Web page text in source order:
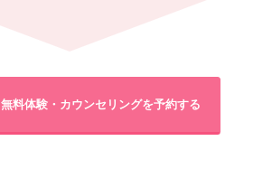
無料体験・カウンセリングを予約する